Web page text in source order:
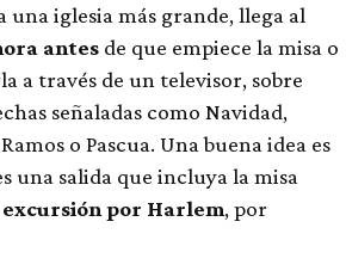
una iglesia más grande, llega al
antes de que empiece la misa o
a través de un televisor, sobre
señaladas como Navidad,
o Pascua. Una buena idea es
una salida que incluya la misa
excursión por Harlem, por